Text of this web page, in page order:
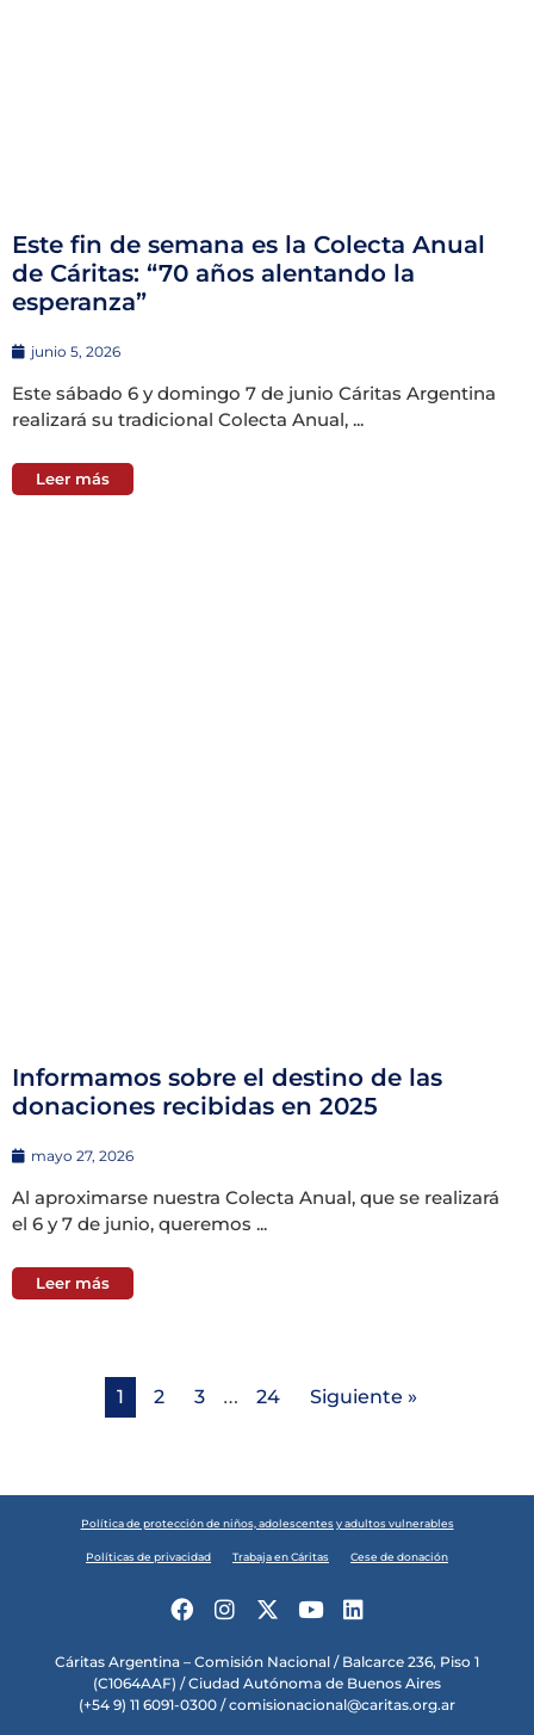
Este fin de semana es la Colecta Anual
de Cáritas: “70 años alentando la
esperanza”
junio 5, 2026
Este sábado 6 y domingo 7 de junio Cáritas Argentina
realizará su tradicional Colecta Anual, ...
Leer más
Informamos sobre el destino de las
donaciones recibidas en 2025
mayo 27, 2026
Al aproximarse nuestra Colecta Anual, que se realizará
el 6 y 7 de junio, queremos ...
Leer más
1 2 3 … 24 Siguiente »
Política de protección de niños, adolescentes y adultos vulnerables
Políticas de privacidad Trabaja en Cáritas Cese de donación
Cáritas Argentina – Comisión Nacional / Balcarce 236, Piso 1
(C1064AAF) / Ciudad Autónoma de Buenos Aires
(+54 9) 11 6091-0300 /comisionacional@caritas.org.ar